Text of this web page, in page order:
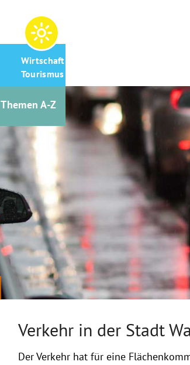
Wirtschaft &
Tourismus
Themen A-Z
Verkehr in der Stadt
Der Verkehr hat für eine